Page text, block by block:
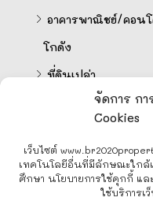
จัดการ ก
Cookies
เว็บไซต์
เทคโนโลยีอื่นที่มีลักษณะใกล้
ศึกษา นโยบายการใช้คุกกี้ แ
ใช้บริการเ
อาคารพาณิชย์/คอน
โกดัง
ที่ดินเปล่า
คำนวนสินเชื่อออนไล